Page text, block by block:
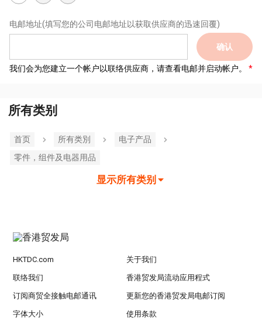
电邮地址(填写您的公司电邮地址以获取供应商的迅速回覆)
确认
我们会为您建立一个帐户以联络供应商，请查看电邮并启动帐户。
所有类别
首页 所有类別
电子产品
零件，组件及电器用品
显示所有类别
HKTDC.com 关于我们
联络我们 香港贸发局流动应用程式
订阅商贸全接触电邮通讯 更新您的香港贸发局电邮订阅
字体大小 使用条款